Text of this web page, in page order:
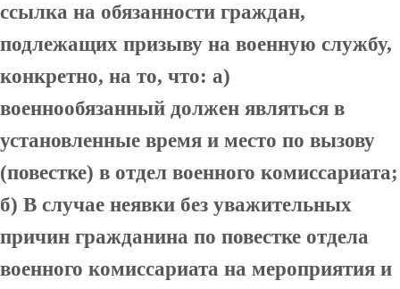
ссылка на обязанности граждан,
подлежащих призыву на военную службу,
конкретно, на то, что: а)
военнообязанный должен являться в
установленные время и место по вызову
(повестке) в отдел военного комиссариата;
б) В случае неявки без уважительных
причин гражданина по повестке отдела
военного комиссариата на мероприятия и